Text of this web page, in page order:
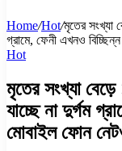
Home/Hot/মৃতের সংখ্যা
গ্রামে, ফেনী এখনও
Hot
মৃতের সংখ্যা
যাচ্ছে না দুর্গম
মোবাইল ফোন